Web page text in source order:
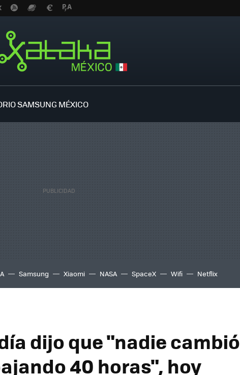
SAMSUNG MÉXICO
Samsung Xiaomi NASA SpaceX Wifi Netflix
dijo que "nadie cambió
40 horas", hoy